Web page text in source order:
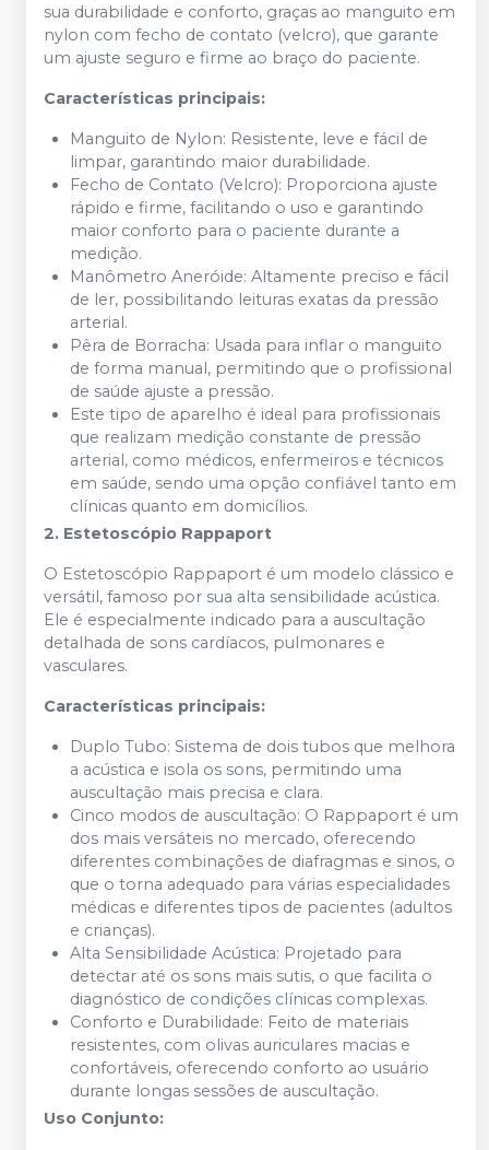
sua durabilidade e conforto, graças ao manguito em
nylon com fecho de contato (velcro), que garante
um ajuste seguro e firme ao braço do paciente.
Características principais:
Manguito de Nylon: Resistente, leve e fácil de
limpar, garantindo maior durabilidade.
Fecho de Contato (Velcro): Proporciona ajuste
rápido e firme, facilitando o uso e garantindo
maior conforto para o paciente durante a
medição.
Manômetro Aneróide: Altamente preciso e fácil
de ler, possibilitando leituras exatas da pressão
arterial.
Pêra de Borracha: Usada para inflar o manguito
de forma manual, permitindo que o profissional
de saúde ajuste a pressão.
Este tipo de aparelho é ideal para profissionais
que realizam medição constante de pressão
arterial, como médicos, enfermeiros e técnicos
em saúde, sendo uma opção confiável tanto em
clínicas quanto em domicílios.
2. Estetoscópio Rappaport
O Estetoscópio Rappaport é um modelo clássico e
versátil, famoso por sua alta sensibilidade acústica.
Ele é especialmente indicado para a auscultação
detalhada de sons cardíacos, pulmonares e
vasculares.
Características principais:
Duplo Tubo: Sistema de dois tubos que melhora
a acústica e isola os sons, permitindo uma
auscultação mais precisa e clara.
Cinco modos de auscultação: O Rappaport é um
dos mais versáteis no mercado, oferecendo
diferentes combinações de diafragmas e sinos, o
que o torna adequado para várias especialidades
médicas e diferentes tipos de pacientes (adultos
e crianças).
Alta Sensibilidade Acústica: Projetado para
detectar até os sons mais sutis, o que facilita o
diagnóstico de condições clínicas complexas.
Conforto e Durabilidade: Feito de materiais
resistentes, com olivas auriculares macias e
confortáveis, oferecendo conforto ao usuário
durante longas sessões de auscultação.
Uso Conjunto: